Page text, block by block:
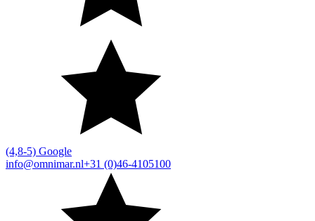
(4,8-5) Google
info@omnimar.nl+31 (0)46-4105100